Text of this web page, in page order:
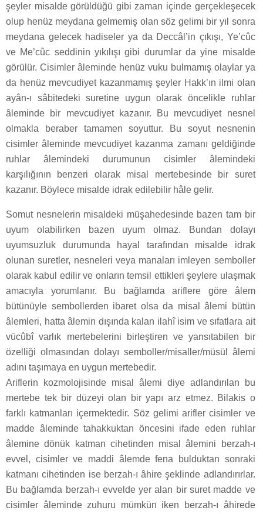
şeyler misalde görüldüğü gibi zaman içinde gerçekleşecek
olup henüz meydana gelmemiş olan söz gelimi bir yıl sonra
meydana gelecek hadiseler ya da Deccâl’in çıkışı, Ye’cûc
ve Me’cûc seddinin yıkılışı gibi durumlar da yine misalde
görülür. Cisimler âleminde henüz vuku bulmamış olaylar ya
da henüz mevcudiyet kazanmamış şeyler Hakk’ın ilmi olan
ayân-ı sâbitedeki suretine uygun olarak öncelikle ruhlar
âleminde bir mevcudiyet kazanır. Bu mevcudiyet nesnel
olmakla beraber tamamen soyuttur. Bu soyut nesnenin
cisimler âleminde mevcudiyet kazanma zamanı geldiğinde
ruhlar âlemindeki durumunun cisimler âlemindeki
karşılığının benzeri olarak misal mertebesinde bir suret
kazanır. Böylece misalde idrak edilebilir hâle gelir.
Somut nesnelerin misaldeki müşahedesinde bazen tam bir
uyum olabilirken bazen uyum olmaz. Bundan dolayı
uyumsuzluk durumunda hayal tarafından misalde idrak
olunan suretler, nesneleri veya manaları imleyen semboller
olarak kabul edilir ve onların temsil ettikleri şeylere ulaşmak
amacıyla yorumlanır. Bu bağlamda ariflere göre âlem
bütünüyle sembollerden ibaret olsa da misal âlemi bütün
âlemleri, hatta âlemin dışında kalan ilahî isim ve sıfatlara ait
vücûbî varlık mertebelerini birleştiren ve yansıtabilen bir
özelliği olmasından dolayı semboller/misaller/müsül âlemi
adını taşımaya en uygun mertebedir.
Ariflerin kozmolojisinde misal âlemi diye adlandırılan bu
mertebe tek bir düzeyi olan bir yapı arz etmez. Bilakis o
farklı katmanları içermektedir. Söz gelimi arifler cisimler ve
madde âleminde tahakkuktan öncesini ifade eden ruhlar
âlemine dönük katman cihetinden misal âlemini berzah-ı
evvel, cisimler ve maddi âlemde fena bulduktan sonraki
katmanı cihetinden ise berzah-ı âhire şeklinde adlandırırlar.
Bu bağlamda berzah-ı evvelde yer alan bir suret madde ve
cisimler âleminde zuhuru mümkün iken berzah-ı âhirede